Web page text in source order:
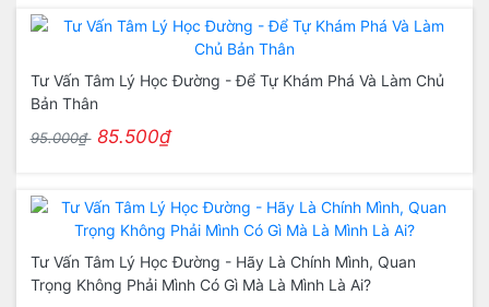
Tư Vấn Tâm Lý Học Đường - Để Tự Khám Phá Và Làm Chủ
Bản Thân
95.000₫ 85.500₫
Tư Vấn Tâm Lý Học Đường - Hãy Là Chính Mình, Quan
Trọng Không Phải Mình Có Gì Mà Là Mình Là Ai?